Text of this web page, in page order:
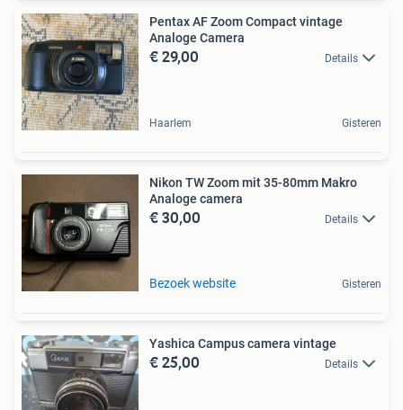
Pentax AF Zoom Compact vintage
Analoge Camera
€ 29,00 Details
Haarlem Gisteren
Nikon TW Zoom mit 35-80mm Makro
Analoge camera
€ 30,00 Details
Bezoek website Gisteren
Yashica Campus camera vintage
€ 25,00 Details